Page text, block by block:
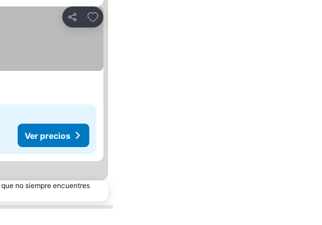
Compartir
Agregar a favoritos
Ver precios
no siempre encuentres